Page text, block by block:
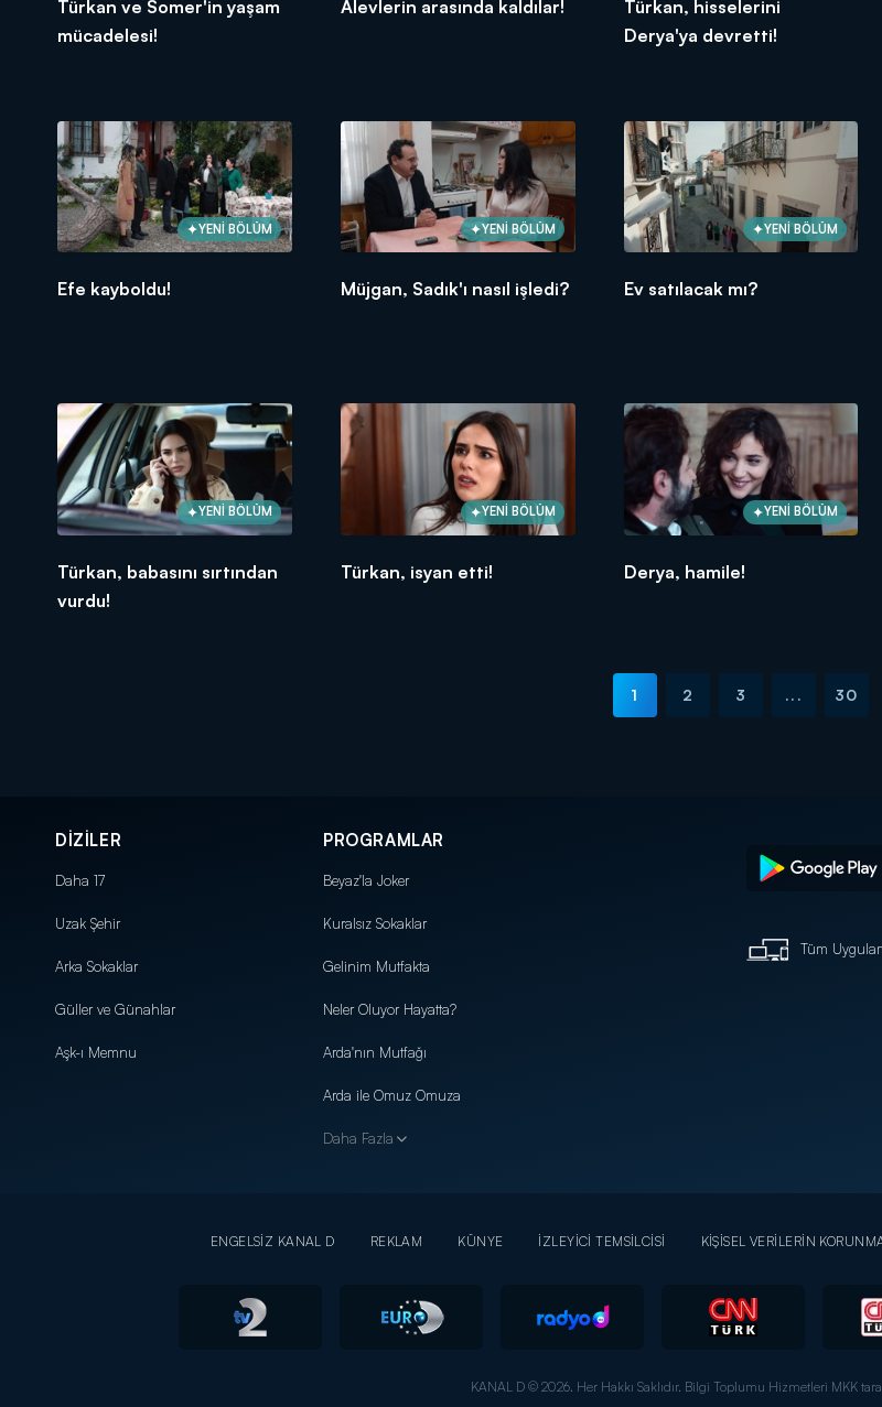
Türkan ve Somer'in yaşam
mücadelesi!
Alevlerin arasında kaldılar!
Türkan, hisselerini
Derya'ya devretti!
YENİ BÖLÜM
Efe kayboldu!
YENİ BÖLÜM
Müjgan, Sadık'ı nasıl işledi?
YENİ BÖLÜM
Ev satılacak mı?
YENİ BÖLÜM
Türkan, babasını sırtından
vurdu!
YENİ BÖLÜM
Türkan, isyan etti!
YENİ BÖLÜM
Derya, hamile!
1 2 3 ... 30
DİZİLER
Daha 17
Uzak Şehir
Arka Sokaklar
Güller ve Günahlar
Aşk-ı Memnu
PROGRAMLAR
Beyaz'la Joker
Kuralsız Sokaklar
Gelinim Mutfakta
Neler Oluyor Hayatta?
Arda'nın Mutfağı
Arda ile Omuz Omuza
Daha Fazla
Tüm
ENGELSİZ KANAL D REKLAM KÜNYE İZLEYİCİ TEMSİLCİSİ KİŞİSEL VERİLERİN
KANAL D © 2026. Her Hakkı Saklıdır. Bilgi Toplumu Hizmetleri MKK